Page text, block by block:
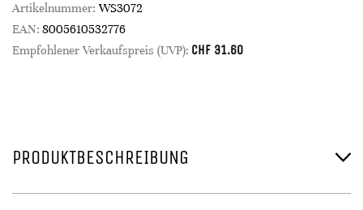
Artikelnummer: WS3072
EAN: 8005610532776
Empfohlener Verkaufspreis (UVP): CHF 31.60
PRODUKTBESCHREIBUNG